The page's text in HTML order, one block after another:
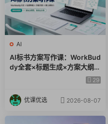
AI
AI标书方案写作课：WorkBud
dy全套×标题生成×方案大纲×
提示词技巧×废标点检查×豆包
29
优课优选 2026-08-07